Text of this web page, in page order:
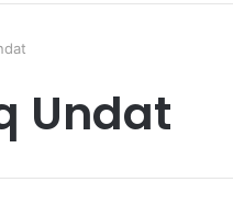
Undat